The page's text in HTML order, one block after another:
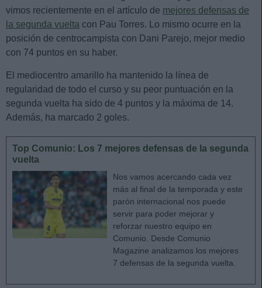
vimos recientemente en el artículo de mejores defensas de
la segunda vuelta con Pau Torres. Lo mismo ocurre en la
posición de centrocampista con Dani Parejo, mejor medio
con 74 puntos en su haber.
El mediocentro amarillo ha mantenido la línea de
regularidad de todo el curso y su peor puntuación en la
segunda vuelta ha sido de 4 puntos y la máxima de 14.
Además, ha marcado 2 goles.
Top Comunio: Los 7 mejores defensas de la segunda
vuelta
Nos vamos acercando cada vez
más al final de la temporada y este
parón internacional nos puede
servir para poder mejorar y
reforzar nuestro equipo en
Comunio. Desde Comunio
Magazine analizamos los mejores
7 defensas de la segunda vuelta.